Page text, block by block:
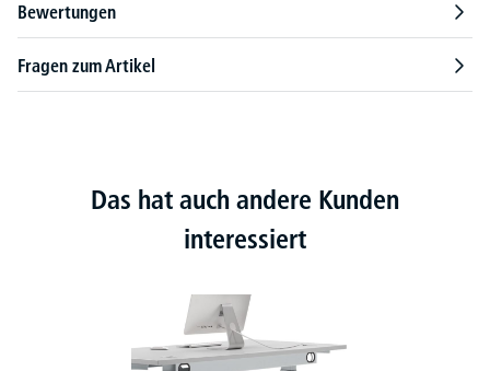
Bewertungen
Fragen zum Artikel
Das hat auch andere Kunden
interessiert